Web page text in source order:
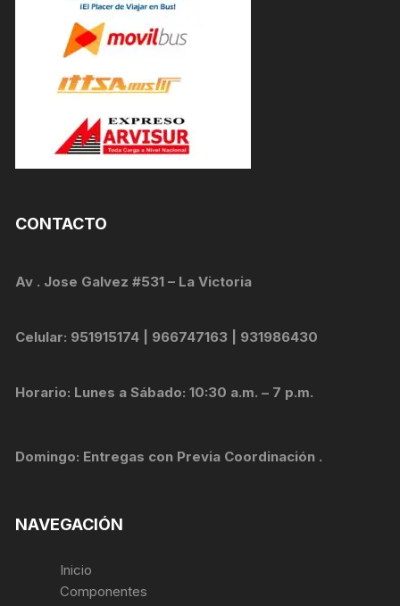
CONTACTO
Av . Jose Galvez #531 – La Victoria
Celular: 951915174 | 966747163 | 931986430
Horario: Lunes a Sábado: 10:30 a.m. – 7 p.m.
Domingo: Entregas con Previa Coordinación .
NAVEGACIÓN
Inicio
Componentes